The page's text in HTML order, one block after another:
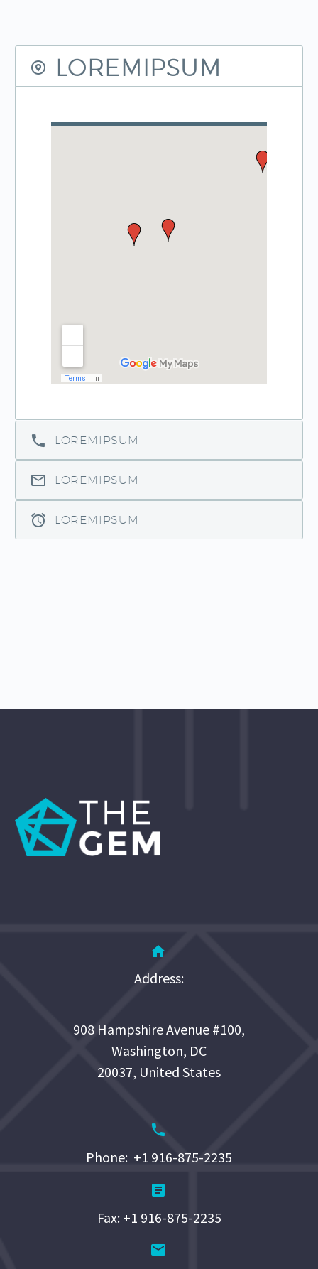
LOREMIPSUM
LOREMIPSUM
LOREMIPSUM
LOREMIPSUM


Address:
908 Hampshire Avenue #100,
Washington, DC
20037, United States


Phone: +1 916-875-2235


Fax: +1 916-875-2235

